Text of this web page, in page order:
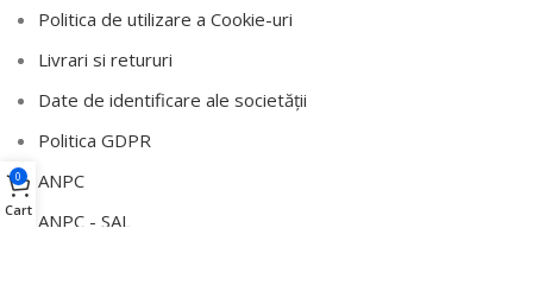
Politica de utilizare a Cookie-uri
Livrari si retururi
Date de identificare ale societății
Politica GDPR
ANPC
ANPC - SAL
0
Cart